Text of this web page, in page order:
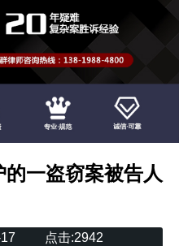
一盗窃案被告人
点击:2942